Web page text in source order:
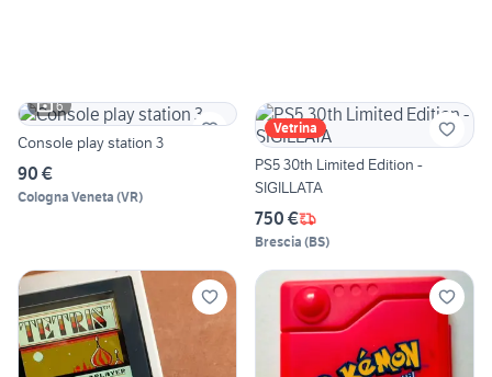
6
Console play station 3
90 €
Cologna Veneta (VR)
Vetrina
PS5 30th Limited Edition -
SIGILLATA
750 €
Brescia (BS)